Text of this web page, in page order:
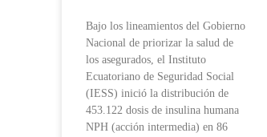
Bajo los lineamientos del Gobierno
Nacional de priorizar la salud de
los asegurados, el Instituto
Ecuatoriano de Seguridad Social
(IESS) inició la distribución de
453.122 dosis de insulina humana
NPH (acción intermedia) en 86